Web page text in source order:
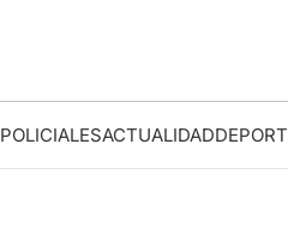
POLICIALESACTUALIDAD